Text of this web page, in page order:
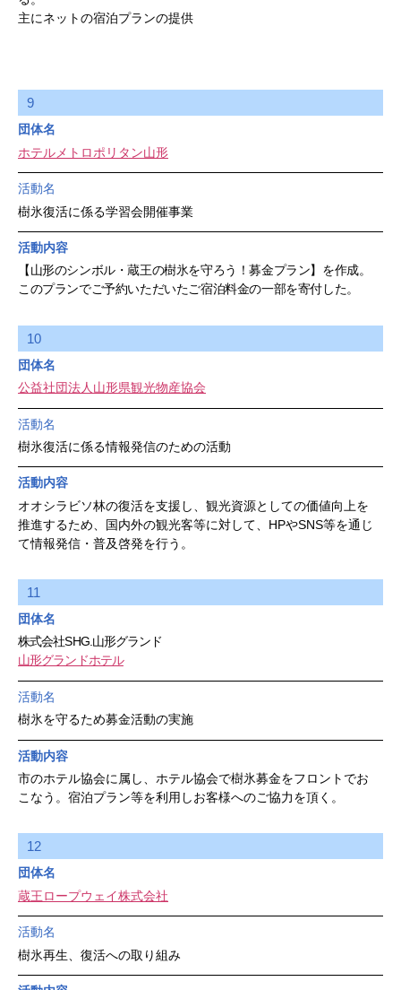
主にネットの宿泊プランの提供
9
団体名
ホテルメトロポリタン山形
活動名
樹氷復活に係る学習会開催事業
活動内容
【山形のシンボル・蔵王の樹氷を守ろう！募金プラン】を作成。
このプランでご予約いただいたご宿泊料金の一部を寄付した。
10
団体名
公益社団法人山形県観光物産協会
活動名
樹氷復活に係る情報発信のための活動
活動内容
オオシラビソ林の復活を支援し、観光資源としての価値向上を
推進するため、国内外の観光客等に対して、HPやSNS等を通じ
て情報発信・普及啓発を行う。
11
団体名
株式会社SHG.山形グランド
山形グランドホテル
活動名
樹氷を守るため募金活動の実施
活動内容
市のホテル協会に属し、ホテル協会で樹氷募金をフロントでお
こなう。宿泊プラン等を利用しお客様へのご協力を頂く。
12
団体名
蔵王ロープウェイ株式会社
活動名
樹氷再生、復活への取り組み